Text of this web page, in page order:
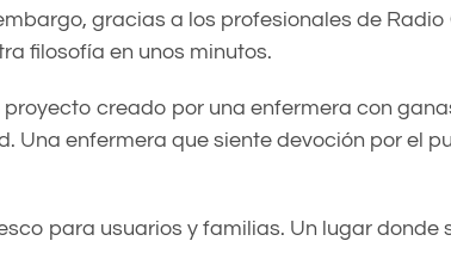
gracias a los profesionales de Radio
filosofía en unos minutos.
proyecto creado por una enfermera con
Una enfermera que siente devoción por el
para usuarios y familias. Un lugar donde